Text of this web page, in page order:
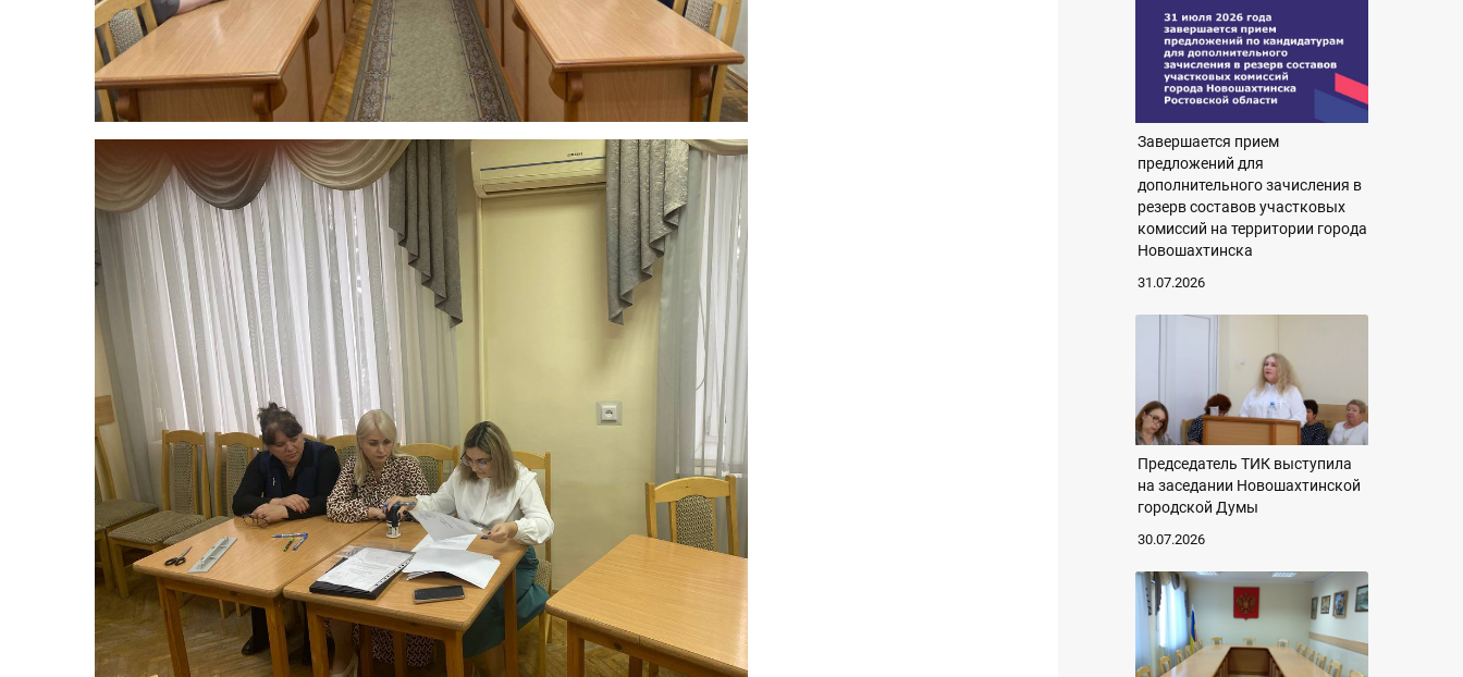
Завершается прием
предложений для
дополнительного зачисления в
резерв составов участковых
комиссий на территории города
Новошахтинска
31.07.2026
Председатель ТИК выступила
на заседании Новошахтинской
городской Думы
30.07.2026